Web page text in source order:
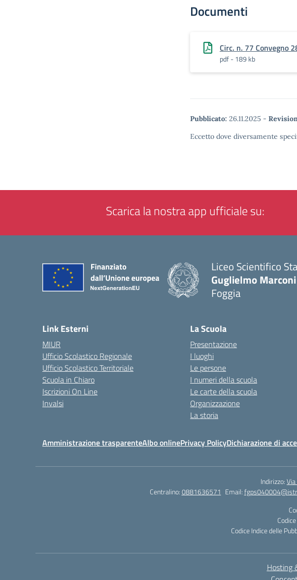
Documenti
Circ. n. 77 Convegno
pdf - 189 kb
Pubblicato: 26.11.2025 -
Eccetto dove diversamente
Scarica la nostra app ufficiale su:
Liceo Scientifico
Guglielmo Marconi
Foggia
Link Esterni
MIUR
Ufficio Scolastico Regionale
Ufficio Scolastico Territoriale
Scuola in Chiaro
Iscrizioni On Line
Invalsi
La Scuola
Presentazione
I luoghi
Le persone
I numeri della scuola
Le carte della scuola
Organizzazione
La storia
Amministrazione trasparenteAlbo onlinePrivacy PolicyDichiarazione di
Indirizzo:
Centralino:0881636571 Email:
Codice Indice delle
Hosting